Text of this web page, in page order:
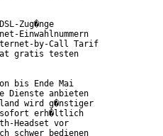
Zug�nge
Einwahlnummern
by-Call Tarif
gratis testen
bis Ende Mai
Dienste anbieten
wird g�nstiger
erh�ltlich
Headset vor
schwer bedienen